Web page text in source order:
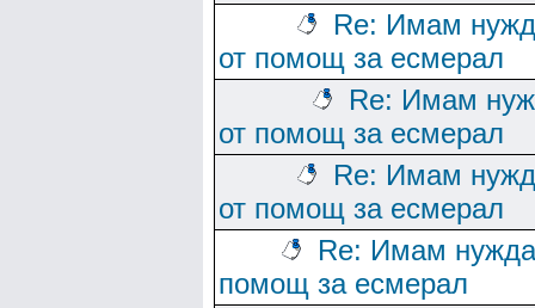
Re: Имам
от помощ за есмерал
Re: Имам
от помощ за есмерал
Re: Имам
от помощ за есмерал
Re: Имам
помощ за есмерал